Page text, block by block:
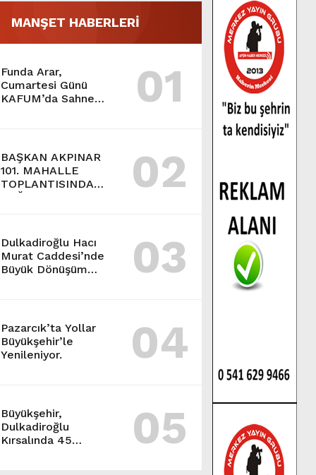
MANŞET HABERLERİ
Funda Arar,
Cumartesi Günü
KAFUM’da Sahne
01
BAŞKAN AKPINAR
101. MAHALLE
TOPLANTISINDA
BAĞLARBAŞI
BULUŞTU.
02
Dulkadiroğlu Hacı
Murat Caddesi’nde
Büyük Dönüşüm
03
Pazarcık’ta Yollar
Büyükşehir’le
Yenileniyor.
04
Büyükşehir,
Dulkadiroğlu
Kırsalında 45
05